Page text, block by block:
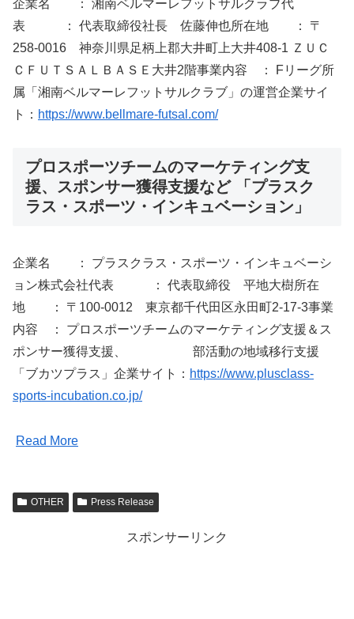
企業名 ： 湘南ベルマーレフットサルクラブ代
表 ： 代表取締役社長 佐藤伸也所在地 ： 〒
258-0016 神奈川県足柄上郡大井町上大井408-1 ＺＵＣ
ＣＦＵＴＳＡＬＢＡＳＥ大井2階事業内容 ： Fリーグ所
属「湘南ベルマーレフットサルクラブ」の運営企業サイ
ト： https://www.bellmare-futsal.com/
プロスポーツチームのマーケティング支
援、スポンサー獲得支援など 「プラスク
ラス・スポーツ・インキュベーション」
企業名 ： プラスクラス・スポーツ・インキュベーシ
ョン株式会社代表 ： 代表取締役 平地大樹所在
地 ： 〒100-0012 東京都千代田区永田町2-17-3事業
内容 ： プロスポーツチームのマーケティング支援＆ス
ポンサー獲得支援、 部活動の地域移行支援
「ブカツプラス」企業サイト： https://www.plusclass-
sports-incubation.co.jp/
Read More
OTHER Press Release
スポンサーリンク